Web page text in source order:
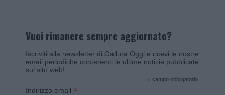
Vuoi rimanere sempre aggiornato?
Iscriviti alla newsletter di Gallura Oggi e ricevi le nostre
email periodiche contenenti le ultime notizie pubblicate
sul sito web!
* campo obbligatorio
Indirizzo email *